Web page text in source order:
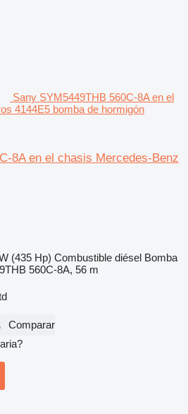
Sany SYM5449THB 560C-8A en el
4144E5 bomba de hormigón
8A en el chasis Mercedes-Benz
(435 Hp) Combustible diésel Bomba
560C-8A, 56 m
Comparar